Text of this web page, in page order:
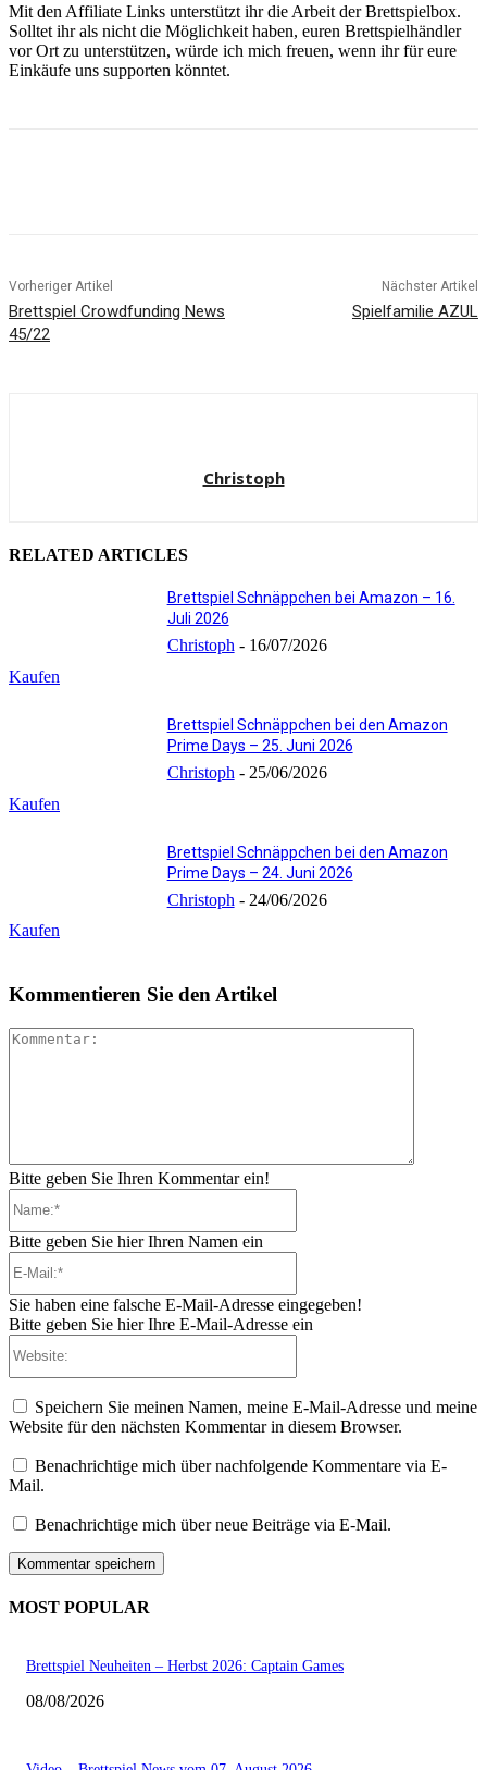
Mit den Affiliate Links unterstützt ihr die Arbeit der Brettspielbox.
Solltet ihr als nicht die Möglichkeit haben, euren Brettspielhändler
vor Ort zu unterstützen, würde ich mich freuen, wenn ihr für eure
Einkäufe uns supporten könntet.
Vorheriger Artikel
Brettspiel Crowdfunding News
45/22
Nächster Artikel
Spielfamilie AZUL
Christoph
RELATED ARTICLES
Kaufen
Brettspiel Schnäppchen bei Amazon – 16.
Juli 2026
Christoph - 16/07/2026
Kaufen
Brettspiel Schnäppchen bei den Amazon
Prime Days – 25. Juni 2026
Christoph - 25/06/2026
Kaufen
Brettspiel Schnäppchen bei den Amazon
Prime Days – 24. Juni 2026
Christoph - 24/06/2026
Kommentieren Sie den Artikel
Bitte geben Sie Ihren Kommentar ein!
Bitte geben Sie hier Ihren Namen ein
Sie haben eine falsche E-Mail-Adresse eingegeben!
Bitte geben Sie hier Ihre E-Mail-Adresse ein
Speichern Sie meinen Namen, meine E-Mail-Adresse und meine
Website für den nächsten Kommentar in diesem Browser.
Benachrichtige mich über nachfolgende Kommentare via E-
Mail.
Benachrichtige mich über neue Beiträge via E-Mail.
MOST POPULAR
Brettspiel Neuheiten – Herbst 2026: Captain Games
08/08/2026